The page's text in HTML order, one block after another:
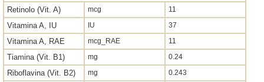
Retinolo (Vit. A) mcg 11
Vitamina A, IU IU 37
Vitamina A, RAE mcg_RAE 11
Tiamina (Vit. B1) mg 0.24
Riboflavina (Vit. B2) mg 0.243